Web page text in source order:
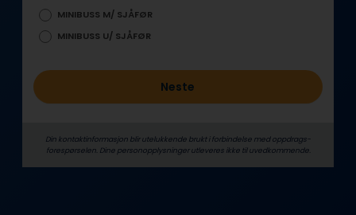
MINIBUSS M/ SJÅFØR
MINIBUSS U/ SJÅFØR
Neste
Din kontaktinformasjon blir utelukkende brukt i forbindelse med oppdrags­
forespørselen. Dine person­­opplysninger utleveres ikke til uvedkommende.